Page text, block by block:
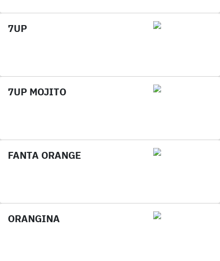
7UP
7UP MOJITO
FANTA ORANGE
ORANGINA